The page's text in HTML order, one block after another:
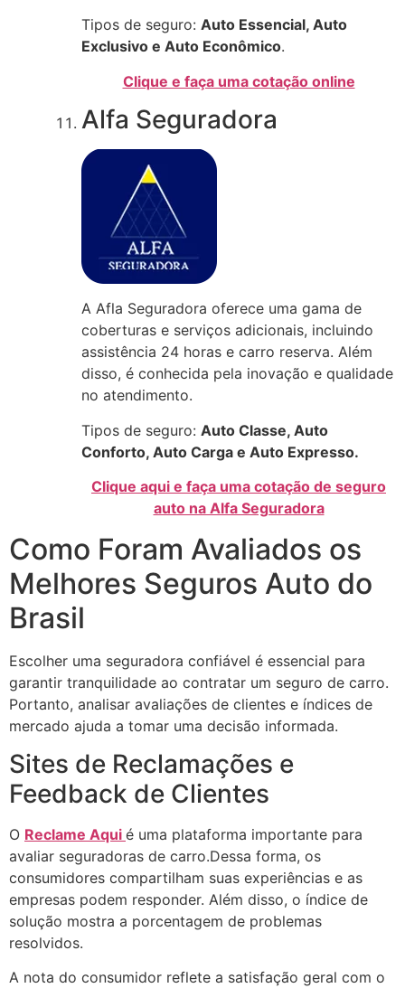
Tipos de seguro: Auto Essencial, Auto
Exclusivo e Auto Econômico.
Clique e faça uma cotação online
Alfa Seguradora
A Afla Seguradora oferece uma gama de
coberturas e serviços adicionais, incluindo
assistência 24 horas e carro reserva. Além
disso, é conhecida pela inovação e qualidade
no atendimento.
Tipos de seguro: Auto Classe, Auto
Conforto, Auto Carga e Auto Expresso.
Clique aqui e faça uma cotação de seguro
auto na Alfa Seguradora
Como Foram Avaliados os
Melhores Seguros Auto do
Brasil
Escolher uma seguradora confiável é essencial para
garantir tranquilidade ao contratar um seguro de carro.
Portanto, analisar avaliações de clientes e índices de
mercado ajuda a tomar uma decisão informada.
Sites de Reclamações e
Feedback de Clientes
O Reclame Aqui é uma plataforma importante para
avaliar seguradoras de carro.Dessa forma, os
consumidores compartilham suas experiências e as
empresas podem responder. Além disso, o índice de
solução mostra a porcentagem de problemas
resolvidos.
A nota do consumidor reflete a satisfação geral com o